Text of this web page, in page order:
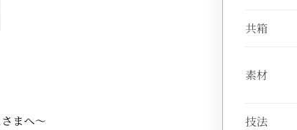
まへ～
共箱
素材
技法